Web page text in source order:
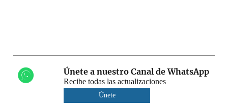
Únete a nuestro Canal de WhatsApp
Recibe todas las actualizaciones
Únete